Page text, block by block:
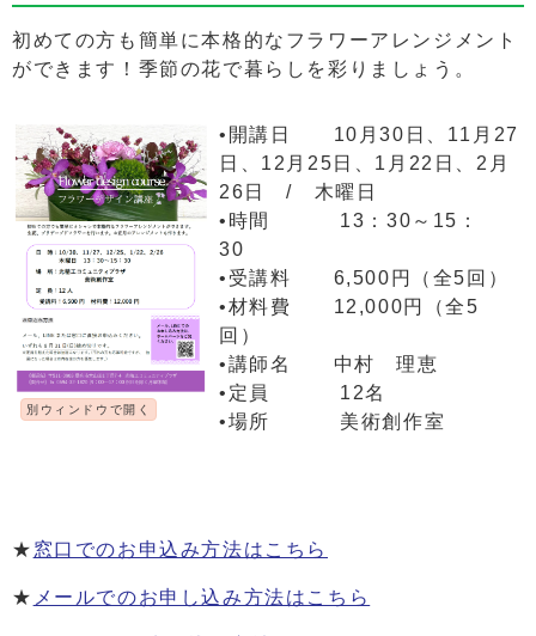
初めての方も簡単に本格的なフラワーアレンジメント
ができます！季節の花で暮らしを彩りましょう。
別ウィンドウで開く
•開講日 10月30日、11月27
日、12月25日、1月22日、2月
26日 / 木曜日
•時間 13：30～15：
30
•受講料 6,500円（全5回）
•材料費 12,000円（全5
回）
•講師名 中村 理恵
•定員 12名
•場所 美術創作室
★ 窓口でのお申込み方法はこちら
★ メールでのお申し込み方法はこちら